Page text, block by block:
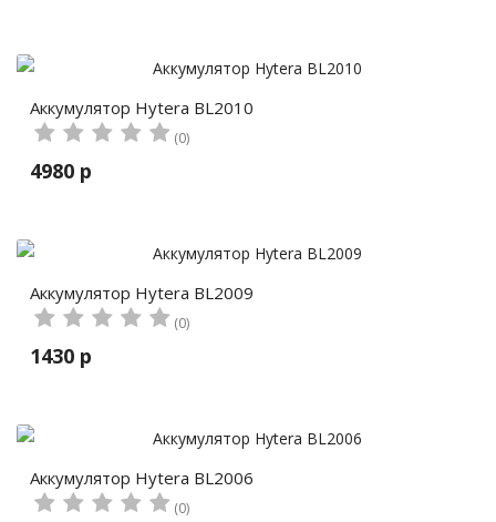
Аккумулятор Hytera BL2010
(0)
4980 р
Аккумулятор Hytera BL2009
(0)
1430 р
Аккумулятор Hytera BL2006
(0)